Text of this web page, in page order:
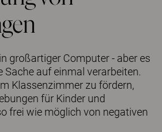
großartiger Computer - aber es
Sache auf einmal verarbeiten.
Klassenzimmer zu fördern,
für Kinder und
frei wie möglich von negativen